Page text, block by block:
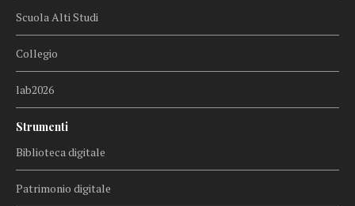
Scuola Alti Studi
Collegio
lab2026
Strumenti
Biblioteca digitale
Patrimonio digitale